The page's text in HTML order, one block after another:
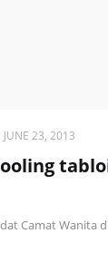
JUNE 23, 2013
Camat Wanita